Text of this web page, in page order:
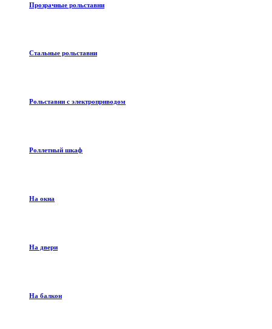
Прозрачные рольставни
Стальные рольставни
Рольставни с электроприводом
Роллетный шкаф
На окна
На двери
На балкон